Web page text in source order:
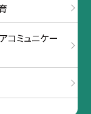
コミュニケー